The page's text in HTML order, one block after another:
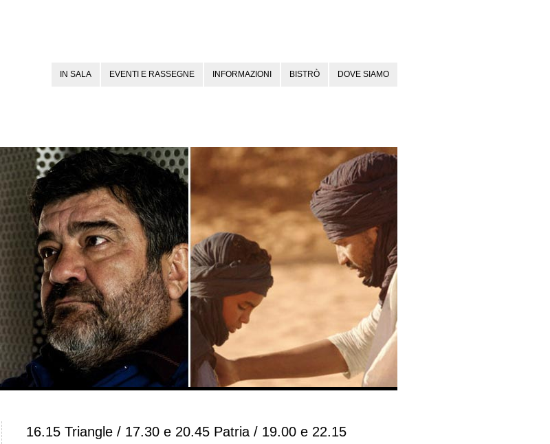
IN SALA EVENTI E RASSEGNE INFORMAZIONI BISTRÒ DOVE SIAMO
16.15 Triangle / 17.30 e 20.45 Patria / 19.00 e 22.15